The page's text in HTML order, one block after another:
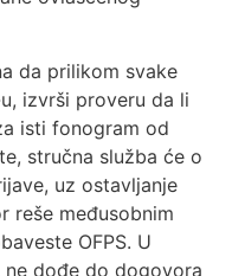
da prilikom svake
izvrši proveru da li
isti fonogram od
stručna služba će o
uz ostavljanje
reše međusobnim
OFPS. U
ne dođe do dogovora